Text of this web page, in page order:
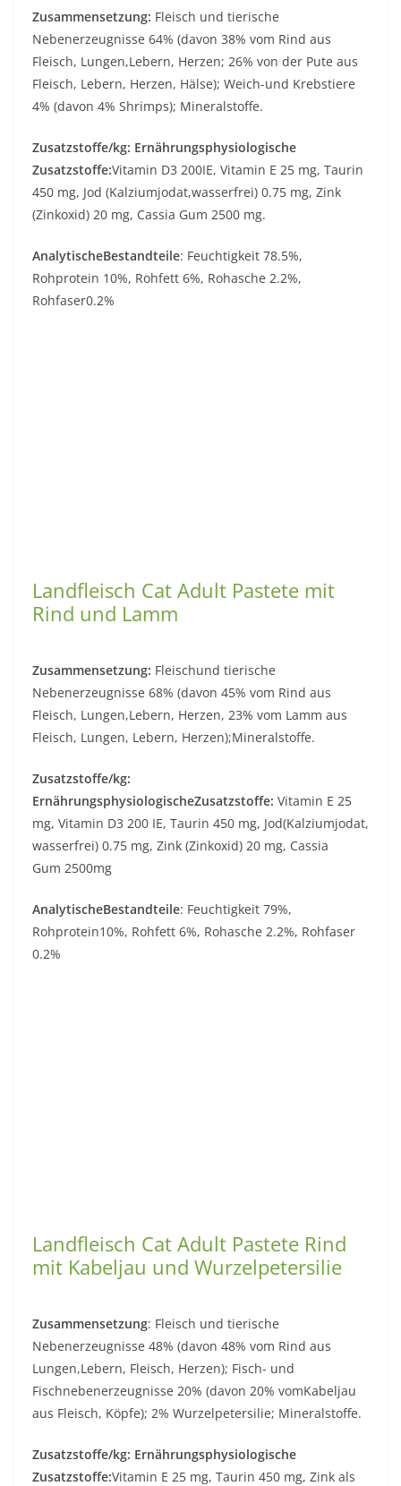
Zusammensetzung: Fleisch und tierische
Nebenerzeugnisse 64% (davon 38% vom Rind aus
Fleisch, Lungen,Lebern, Herzen; 26% von der Pute aus
Fleisch, Lebern, Herzen, Hälse); Weich-und Krebstiere
4% (davon 4% Shrimps); Mineralstoffe.
Zusatzstoffe/kg: Ernährungsphysiologische
Zusatzstoffe:Vitamin D3 200IE, Vitamin E 25 mg, Taurin
450 mg, Jod (Kalziumjodat,wasserfrei) 0.75 mg, Zink
(Zinkoxid) 20 mg, Cassia Gum 2500 mg.
AnalytischeBestandteile: Feuchtigkeit 78.5%,
Rohprotein 10%, Rohfett 6%, Rohasche 2.2%,
Rohfaser0.2%
Landfleisch Cat Adult Pastete mit
Rind und Lamm
Zusammensetzung: Fleischund tierische
Nebenerzeugnisse 68% (davon 45% vom Rind aus
Fleisch, Lungen,Lebern, Herzen, 23% vom Lamm aus
Fleisch, Lungen, Lebern, Herzen);Mineralstoffe.
Zusatzstoffe/kg:
ErnährungsphysiologischeZusatzstoffe: Vitamin E 25
mg, Vitamin D3 200 IE, Taurin 450 mg, Jod(Kalziumjodat,
wasserfrei) 0.75 mg, Zink (Zinkoxid) 20 mg, Cassia
Gum 2500mg
AnalytischeBestandteile: Feuchtigkeit 79%,
Rohprotein10%, Rohfett 6%, Rohasche 2.2%, Rohfaser
0.2%
Landfleisch Cat Adult Pastete Rind
mit Kabeljau und Wurzelpetersilie
Zusammensetzung: Fleisch und tierische
Nebenerzeugnisse 48% (davon 48% vom Rind aus
Lungen,Lebern, Fleisch, Herzen); Fisch- und
Fischnebenerzeugnisse 20% (davon 20% vomKabeljau
aus Fleisch, Köpfe); 2% Wurzelpetersilie; Mineralstoffe.
Zusatzstoffe/kg: Ernährungsphysiologische
Zusatzstoffe:Vitamin E 25 mg, Taurin 450 mg, Zink als